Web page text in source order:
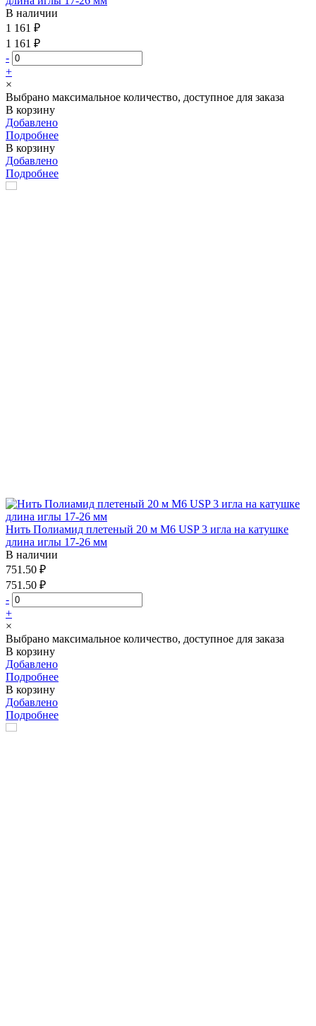
В наличии
1 161 ₽
1 161 ₽
-
+
×
Выбрано максимальное количество, доступное для заказа
В корзину
Добавлено
Подробнее
В корзину
Добавлено
Подробнее
Нить Полиамид плетеный 20 м М6 USP 3 игла на катушке
длина иглы 17-26 мм
В наличии
751.50 ₽
751.50 ₽
-
+
×
Выбрано максимальное количество, доступное для заказа
В корзину
Добавлено
Подробнее
В корзину
Добавлено
Подробнее